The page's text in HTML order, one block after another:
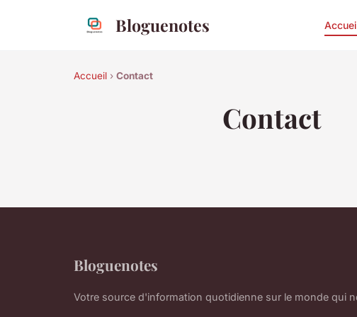
Bloguenotes
Accueil › Contact
Contact
Bloguenotes
Votre source d'information quotidienne sur le monde qui